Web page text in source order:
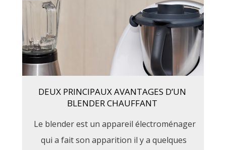
DEUX PRINCIPAUX AVANTAGES D’UN
BLENDER CHAUFFANT
Le blender est un appareil électroménager
qui a fait son apparition il y a quelques